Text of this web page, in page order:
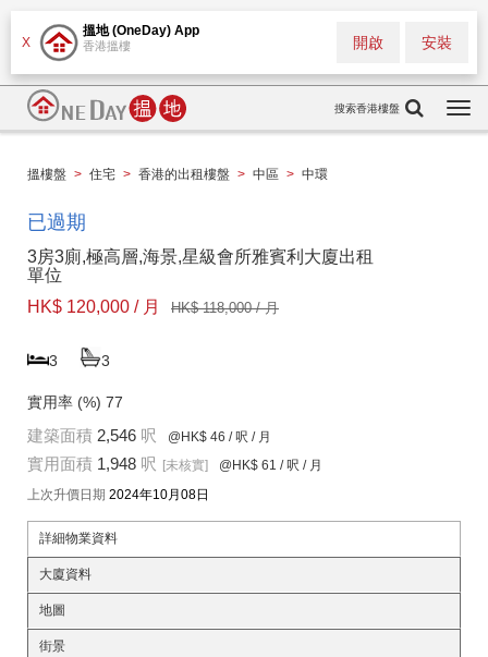
X
搵地 (OneDay) App
香港搵樓 安裝
開啟
搜索香港樓盤
搵樓盤 > 住宅 > 香港的出租樓盤 > 中區 > 中環
已過期
3房3廁,極高層,海景,星級會所雅賓利大廈出租
單位
HK$ 120,000 / 月
HK$ 118,000 / 月
3 3
實用率 (%) 77
建築面積 2,546 呎 @HK$ 46 / 呎 / 月
實用面積 1,948 呎 [未核實] @HK$ 61 / 呎 / 月
上次升價日期 2024年10月08日
詳細物業資料
大廈資料
地圖
街景